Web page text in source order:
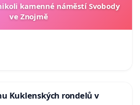
kamenné náměstí Svobody
ve Znojmě
Kuklenských rondelů v